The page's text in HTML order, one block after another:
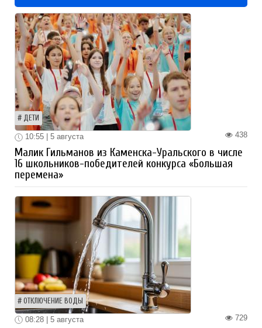
ДЕТИ
438
10:55 | 5 августа
Малик Гильманов из Каменска-Уральского в числе
16 школьников-победителей конкурса «Большая
перемена»
ОТКЛЮЧЕНИЕ ВОДЫ
729
08:28 | 5 августа